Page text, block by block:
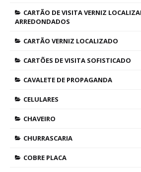
CARTÃO DE VISITA VERNIZ
ARREDONDADOS
CARTÃO VERNIZ LOCALIZADO
CARTÕES DE VISITA SOFISTICADO
CAVALETE DE PROPAGANDA
CELULARES
CHAVEIRO
CHURRASCARIA
COBRE PLACA